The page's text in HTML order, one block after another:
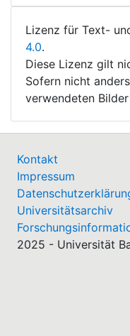
Lizenz für Text-
4.0.
Diese Lizenz gilt
Sofern nicht
verwendeten
Kontakt
Impressum
Universitätsarchiv
2025 - Universität